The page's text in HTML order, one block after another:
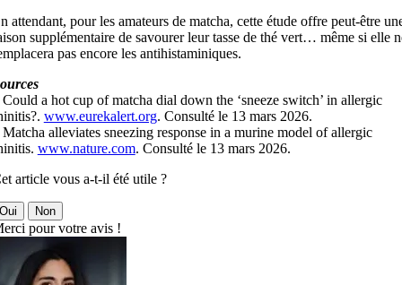
attendant, pour les amateurs de matcha, cette étude offre peut-être
supplémentaire de savourer leur tasse de thé vert… même si elle
pas encore les antihistaminiques.
a hot cup of matcha dial down the ‘sneeze switch’ in allergic
www.eurekalert.org. Consulté le 13 mars 2026.
alleviates sneezing response in a murine model of allergic
www.nature.com. Consulté le 13 mars 2026.
article vous a-t-il été utile ?
Non
pour votre avis !